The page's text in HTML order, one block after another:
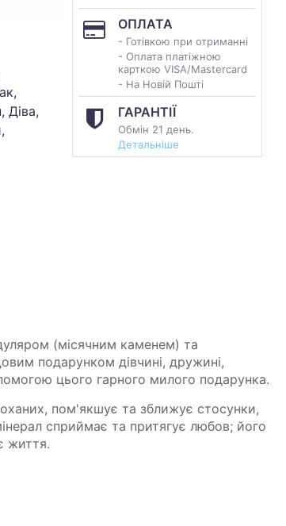
Діва,
ОПЛАТА
- Готівкою при отриманні
- Оплата платіжною
карткою VISA/Mastercard
- На Новій Пошті
ГАРАНТІЇ
Обмін 21 день.
Детальніше
(місячним каменем) та
подарунком дівчині, дружині,
цього гарного милого подарунка.
пом'якшує та зближує стосунки,
сприймає та притягує любов; його
життя.